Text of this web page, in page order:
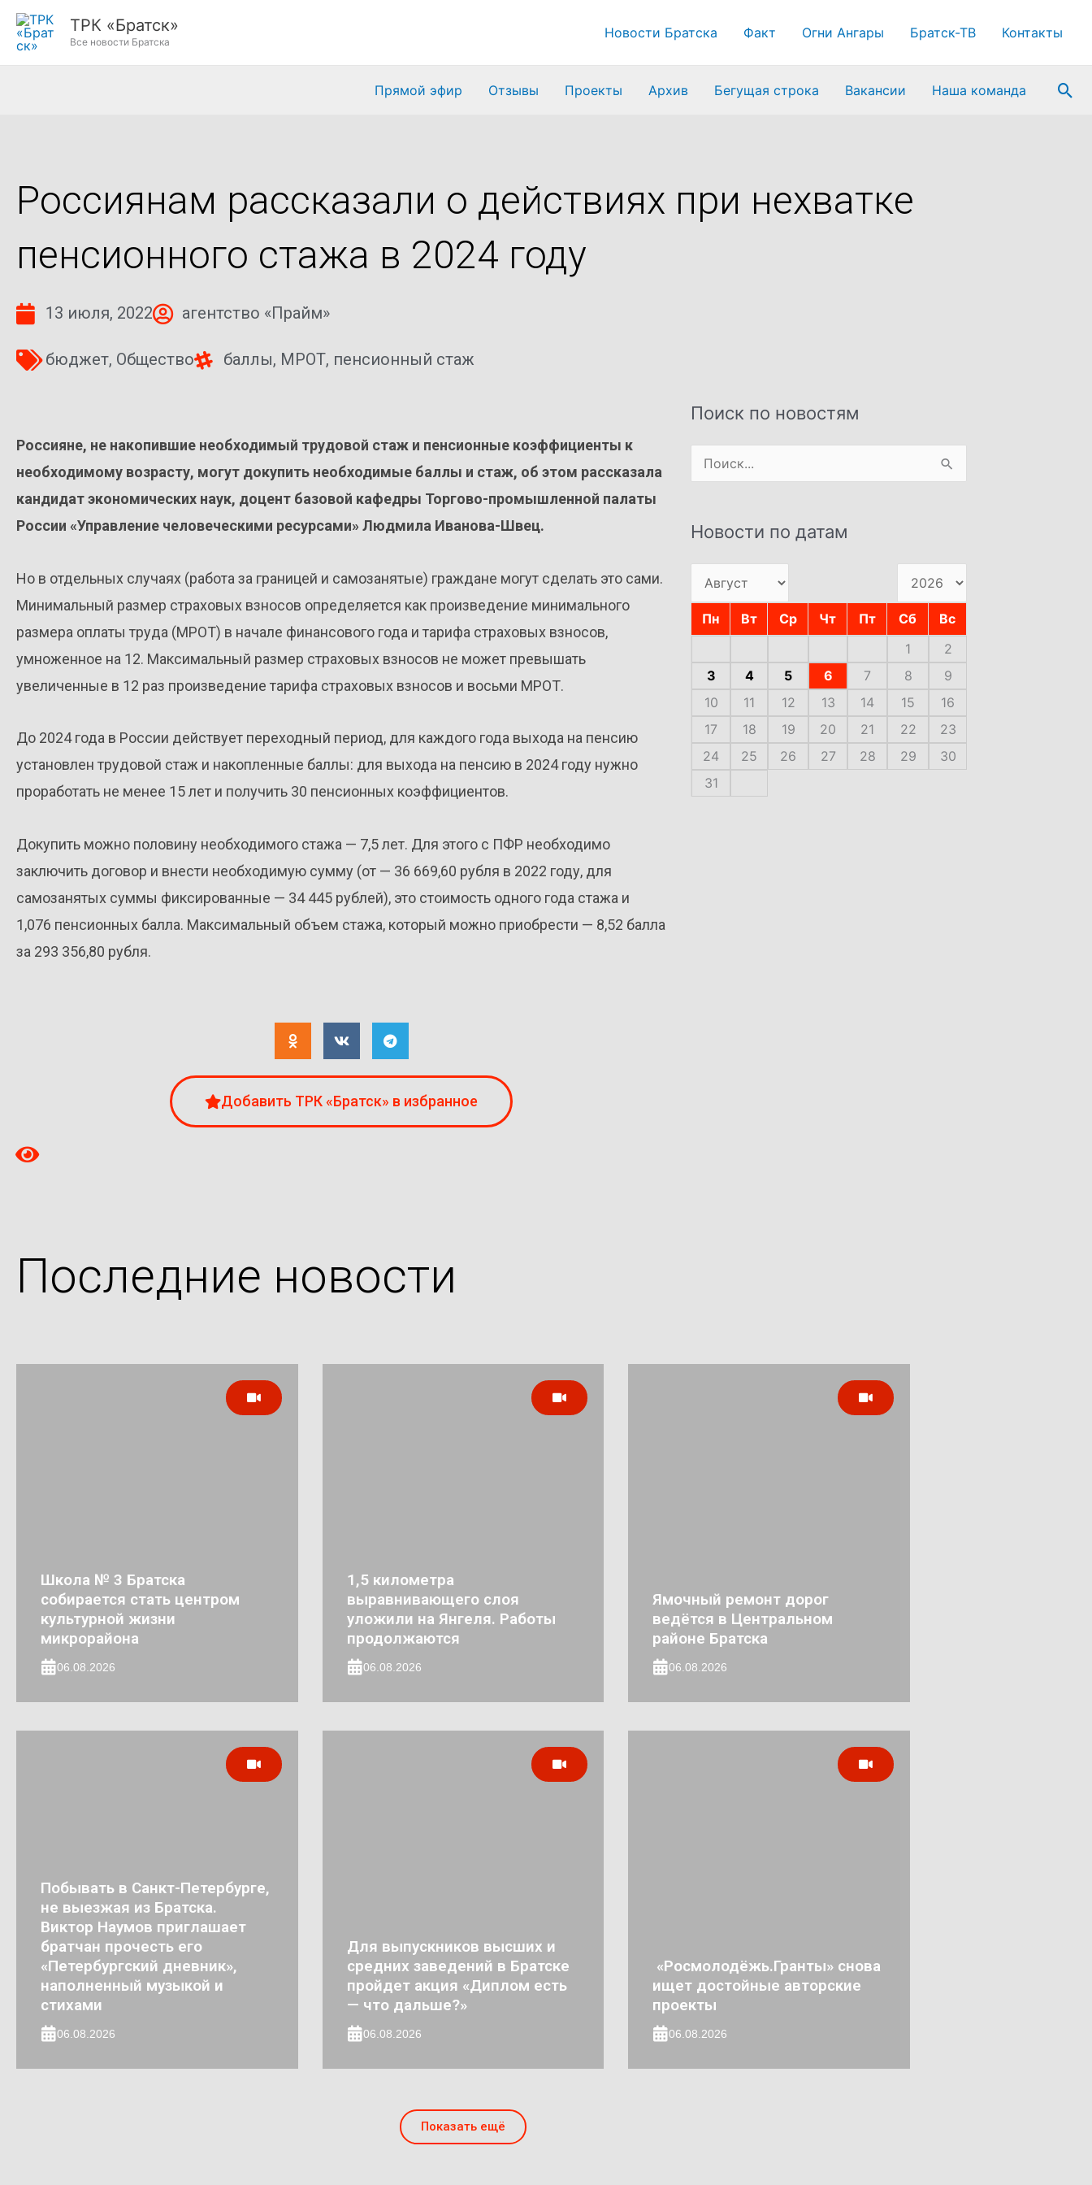
Перейти
ТРК «Братск»
Все новости Братска
Новости Братска Факт Огни Ангары Братск-ТВ Контакты
Прямой эфир Отзывы Проекты Архив Бегущая строка Вакансии Наша команда
Россиянам рассказали о действиях при нехватке
пенсионного стажа в 2024 году
13 июля, 2022 агентство «Прайм»
бюджет, Общество баллы, МРОТ, пенсионный стаж
Россияне, не накопившие необходимый трудовой стаж и пенсионные коэффициенты к
необходимому возрасту, могут докупить необходимые баллы и стаж, об этом рассказала
кандидат экономических наук, доцент базовой кафедры Торгово-промышленной палаты
России «Управление человеческими ресурсами» Людмила Иванова-Швец.
Но в отдельных случаях (работа за границей и самозанятые) граждане могут сделать это сами.
Минимальный размер страховых взносов определяется как произведение минимального
размера оплаты труда (МРОТ) в начале финансового года и тарифа страховых взносов,
умноженное на 12. Максимальный размер страховых взносов не может превышать
увеличенные в 12 раз произведение тарифа страховых взносов и восьми МРОТ.
До 2024 года в России действует переходный период, для каждого года выхода на пенсию
установлен трудовой стаж и накопленные баллы: для выхода на пенсию в 2024 году нужно
проработать не менее 15 лет и получить 30 пенсионных коэффициентов.
Докупить можно половину необходимого стажа — 7,5 лет. Для этого с ПФР необходимо
заключить договор и внести необходимую сумму (от — 36 669,60 рубля в 2022 году, для
самозанятых суммы фиксированные — 34 445 рублей), это стоимость одного года стажа и
1,076 пенсионных балла. Максимальный объем стажа, который можно приобрести — 8,52 балла
за 293 356,80 рубля.
Добавить ТРК «Братск» в избранное
Поиск по новостям
Поиск:
Новости по датам
Пн Вт Ср Чт Пт Сб
Вс
1
2
3
4 5 6 7 8
9
10
11 12 13 14 15
16
17
18 19 20 21 22
23
24
25 26 27 28 29
30
31
Последние новости
Школа № 3 Братска
собирается стать центром
культурной жизни
микрорайона
06.08.2026
1,5 километра
выравнивающего слоя
уложили на Янгеля. Работы
продолжаются
06.08.2026
Ямочный ремонт дорог
ведётся в Центральном
районе Братска
06.08.2026
Побывать в Санкт-Петербурге,
не выезжая из Братска.
Виктор Наумов приглашает
братчан прочесть его
«Петербургский дневник»,
наполненный музыкой и
стихами
06.08.2026
Для выпускников высших и
средних заведений в Братске
пройдет акция «Диплом есть
— что дальше?»
06.08.2026
«Росмолодёжь.Гранты» снова
ищет достойные авторские
проекты
06.08.2026
Показать ещё